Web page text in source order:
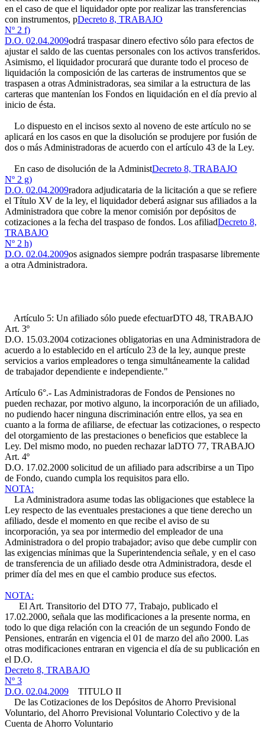
en el caso de que el liquidador opte por realizar las transferencias
con instrumentos, pDecreto 8, TRABAJO
Nº 2 f)
D.O. 02.04.2009odrá traspasar dinero efectivo sólo para efectos de
ajustar el saldo de las cuentas personales con los activos transferidos.
Asimismo, el liquidador procurará que durante todo el proceso de
liquidación la composición de las carteras de instrumentos que se
traspasen a otras Administradoras, sea similar a la estructura de las
carteras que mantenían los Fondos en liquidación en el día previo al
inicio de ésta.
Lo dispuesto en el incisos sexto al noveno de este artículo no se
aplicará en los casos en que la disolución se produjere por fusión de
dos o más Administradoras de acuerdo con el artículo 43 de la Ley.
En caso de disolución de la AdministDecreto 8, TRABAJO
Nº 2 g)
D.O. 02.04.2009radora adjudicataria de la licitación a que se refiere
el Título XV de la ley, el liquidador deberá asignar sus afiliados a la
Administradora que cobre la menor comisión por depósitos de
cotizaciones a la fecha del traspaso de fondos. Los afiliadDecreto 8,
TRABAJO
Nº 2 h)
D.O. 02.04.2009os asignados siempre podrán traspasarse libremente
a otra Administradora.
Artículo 5: Un afiliado sólo puede efectuarDTO 48, TRABAJO
Art. 3º
D.O. 15.03.2004 cotizaciones obligatorias en una Administradora de
acuerdo a lo establecido en el artículo 23 de la ley, aunque preste
servicios a varios empleadores o tenga simultáneamente la calidad
de trabajador dependiente e independiente."
Artículo 6°.- Las Administradoras de Fondos de Pensiones no
pueden rechazar, por motivo alguno, la incorporación de un afiliado,
no pudiendo hacer ninguna discriminación entre ellos, ya sea en
cuanto a la forma de afiliarse, de efectuar las cotizaciones, o respecto
del otorgamiento de las prestaciones o beneficios que establece la
Ley. Del mismo modo, no pueden rechazar laDTO 77, TRABAJO
Art. 4º
D.O. 17.02.2000 solicitud de un afiliado para adscribirse a un Tipo
de Fondo, cuando cumpla los requisitos para ello.
NOTA:
La Administradora asume todas las obligaciones que establece la
Ley respecto de las eventuales prestaciones a que tiene derecho un
afiliado, desde el momento en que recibe el aviso de su
incorporación, ya sea por intermedio del empleador de una
Administradora o del propio trabajador; aviso que debe cumplir con
las exigencias mínimas que la Superintendencia señale, y en el caso
de transferencia de un afiliado desde otra Administradora, desde el
primer día del mes en que el cambio produce sus efectos.
NOTA:
El Art. Transitorio del DTO 77, Trabajo, publicado el
17.02.2000, señala que las modificaciones a la presente norma, en
todo lo que diga relación con la creación de un segundo Fondo de
Pensiones, entrarán en vigencia el 01 de marzo del año 2000. Las
otras modificaciones entraran en vigencia el día de su publicación en
el D.O.
Decreto 8, TRABAJO
Nº 3
D.O. 02.04.2009 TITULO II
De las Cotizaciones de los Depósitos de Ahorro Previsional
Voluntario, del Ahorro Previsional Voluntario Colectivo y de la
Cuenta de Ahorro Voluntario